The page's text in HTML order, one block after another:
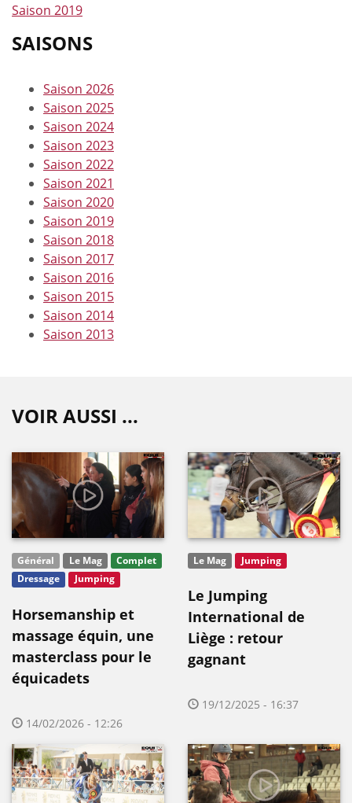
Saison 2019
SAISONS
Saison 2026
Saison 2025
Saison 2024
Saison 2023
Saison 2022
Saison 2021
Saison 2020
Saison 2019
Saison 2018
Saison 2017
Saison 2016
Saison 2015
Saison 2014
Saison 2013
VOIR AUSSI ...
Général Le Mag
Complet
Dressage
Jumping
Horsemanship et
massage équin, une
masterclass pour le
équicadets
14/02/2026 - 12:26
Le Mag Jumping
Le Jumping
International de
Liège : retour
gagnant
19/12/2025 - 16:37